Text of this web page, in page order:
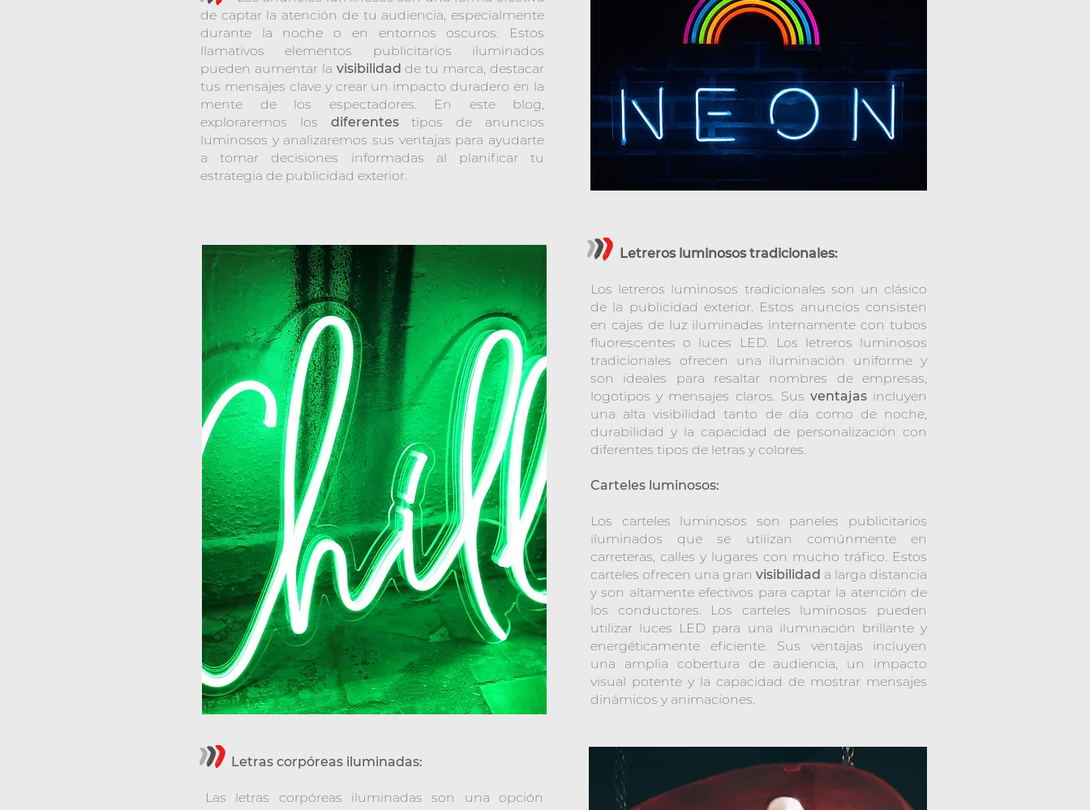
de captar la atención de tu audiencia, especialmente
durante la noche o en entornos oscuros. Estos
llamativos elementos publicitarios iluminados
pueden aumentar la visibilidad de tu marca, destacar
tus mensajes clave y crear un impacto duradero en la
mente de los espectadores. En este blog,
exploraremos los diferentestipos de anuncios
luminosos y analizaremos sus ventajas para ayudarte
a tomar decisiones informadas al planificar tu
estrategia de publicidad exterior.
Letras corpóreas iluminadas:
Las letras corpóreas iluminadas son una opción
Letreros luminosos tradicionales:
Los letreros luminosos tradicionales son un clásico
de la publicidad exterior. Estos anuncios consisten
en cajas de luz iluminadas internamente con tubos
fluorescentes o luces LED. Los letreros luminosos
tradicionales ofrecen una iluminación uniforme y
son ideales para resaltar nombres de empresas,
logotipos y mensajes claros. Sus ventajasincluyen
una alta visibilidad tanto de día como de noche,
durabilidad y la capacidad de personalización con
diferentes tipos de letras y colores.
Carteles luminosos:
Los carteles luminosos son paneles publicitarios
iluminados que se utilizan comúnmente en
carreteras, calles y lugares con mucho tráfico. Estos
carteles ofrecen una gran visibilidad a larga distancia
y son altamente efectivos para captar la atención de
los conductores. Los carteles luminosos pueden
utilizar luces LED para una iluminación brillante y
energéticamente eficiente. Sus ventajas incluyen
una amplia cobertura de audiencia, un impacto
visual potente y la capacidad de mostrar mensajes
dinámicos y animaciones.